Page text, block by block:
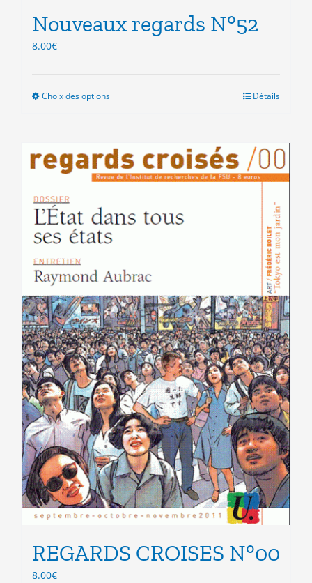
Nouveaux regards N°52
8.00€
Choix des optionsCe
variations.
Les
être
choisies
page
du
produit
Détails
REGARDS CROISES N°00
8.00€